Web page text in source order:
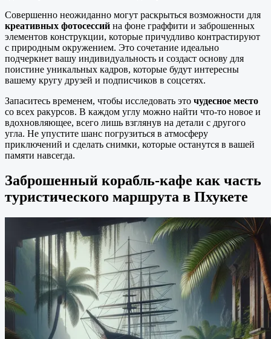
Совершенно неожиданно могут раскрыться возможности для
креативных фотосессий на фоне граффити и заброшенных
элементов конструкции, которые причудливо контрастируют
с природным окружением. Это сочетание идеально
подчеркнет вашу индивидуальность и создаст основу для
поистине уникальных кадров, которые будут интересны
вашему кругу друзей и подписчиков в соцсетях.
Запаситесь временем, чтобы исследовать это чудесное место
со всех ракурсов. В каждом углу можно найти что-то новое и
вдохновляющее, всего лишь взглянув на детали с другого
угла. Не упустите шанс погрузиться в атмосферу
приключений и сделать снимки, которые останутся в вашей
памяти навсегда.
Заброшенный корабль-кафе как часть
туристического маршрута в Пхукете